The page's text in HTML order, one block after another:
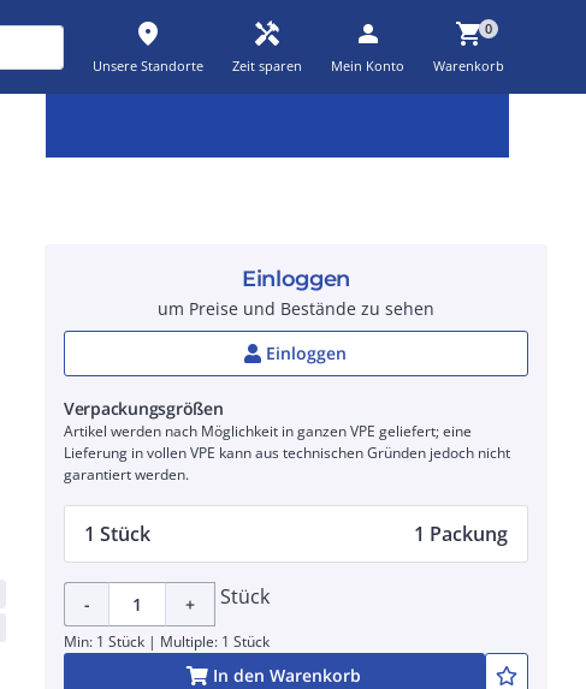
place
Unsere Standorte
handyman
Zeit sparen
person
Mein Konto
shopping_cart0
Warenkorb
Einloggen
um Preise und Bestände zu sehen
Einloggen
Verpackungsgrößen
Artikel werden nach Möglichkeit in ganzen VPE geliefert; eine
Lieferung in vollen VPE kann aus technischen Gründen jedoch nicht
garantiert werden.
1 Stück 1 Packung
- + Stück
Min: 1 Stück | Multiple: 1 Stück
In den Warenkorb